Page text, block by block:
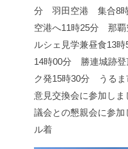
分 羽田空港 集合8
空港へ11時25分 那
ルシェ見学兼昼食13
14時00分 勝連城跡登
ク発15時30分 うる
意見交換会に参加しま
議会との懇親会に参加
ル着